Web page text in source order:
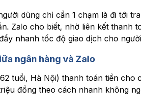
dùng chỉ cần 1 chạm là đi tới
Zalo cho biết, nhờ liên kết thanh
nhanh tốc độ giao dịch cho
ngân hàng và Zalo
tuổi, Hà Nội) thanh toán tiền cho
đồng theo cách nhanh không